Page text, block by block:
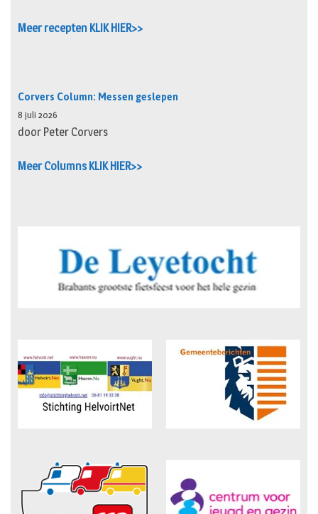
Meer recepten KLIK HIER>>
Corvers Column: Messen geslepen
8 juli 2026
door Peter Corvers
Meer Columns KLIK HIER>>